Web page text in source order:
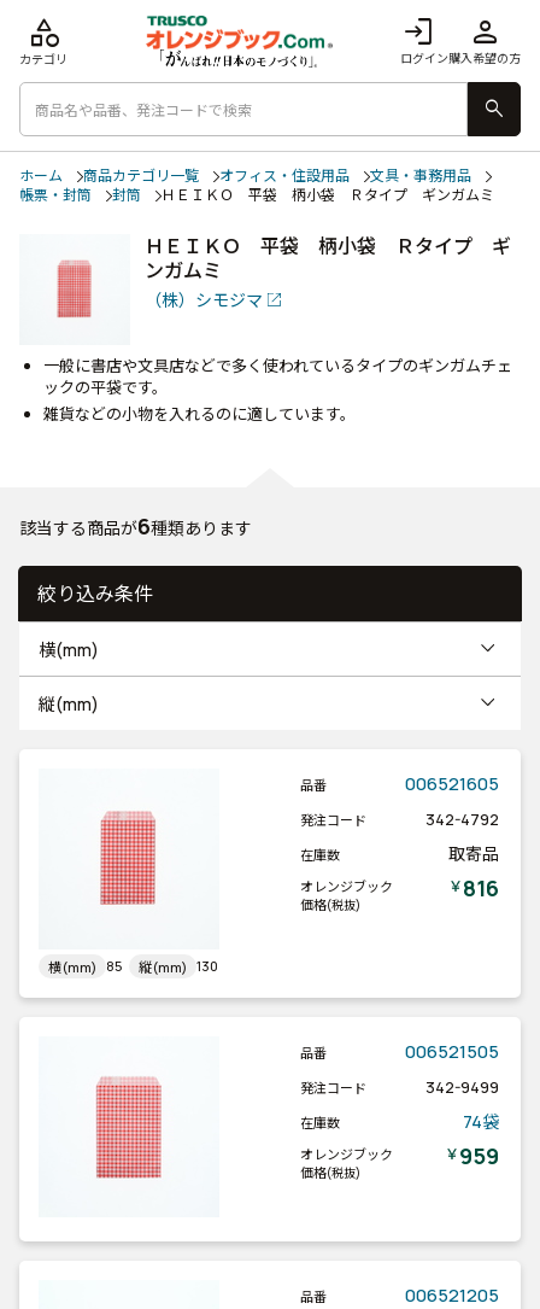
login
ログイン
person
購入希望の方
category
カテゴリ
search
ホーム 商品カテゴリ一覧 オフィス・住設用品
文具・事務用品
帳票・封筒
封筒 ＨＥＩＫＯ 平袋 柄小袋 Ｒタイプ ギンガムミ
ＨＥＩＫＯ 平袋 柄小袋 Ｒタイプ ギ
ンガムミ
（株）シモジマ
一般に書店や文具店などで多く使われているタイプのギンガムチェ
ックの平袋です。
雑貨などの小物を入れるのに適しています。
該当する商品が6種類あります
絞り込み条件
横(mm)
縦(mm)
品番 006521605
発注コード 342-4792
在庫数 取寄品
オレンジブック
価格(税抜)
￥816
横(mm) 85 縦(mm) 130
品番 006521505
発注コード 342-9499
在庫数 74袋
オレンジブック
価格(税抜)
￥959
品番 006521205